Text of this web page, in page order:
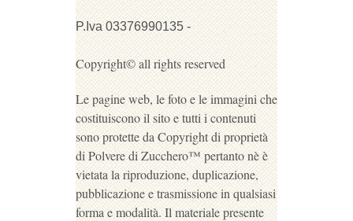
P.Iva 03376990135 -
Copyright© all rights reserved
Le pagine web, le foto e le immagini che
costituiscono il sito e tutti i contenuti
sono protette da Copyright di proprietà
di Polvere di Zucchero™ pertanto nè è
vietata la riproduzione, duplicazione,
pubblicazione e trasmissione in qualsiasi
forma e modalità. Il materiale presente